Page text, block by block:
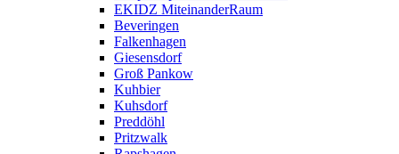
EKIDZ MiteinanderRaum
Beveringen
Falkenhagen
Giesensdorf
Groß Pankow
Kuhbier
Kuhsdorf
Preddöhl
Pritzwalk